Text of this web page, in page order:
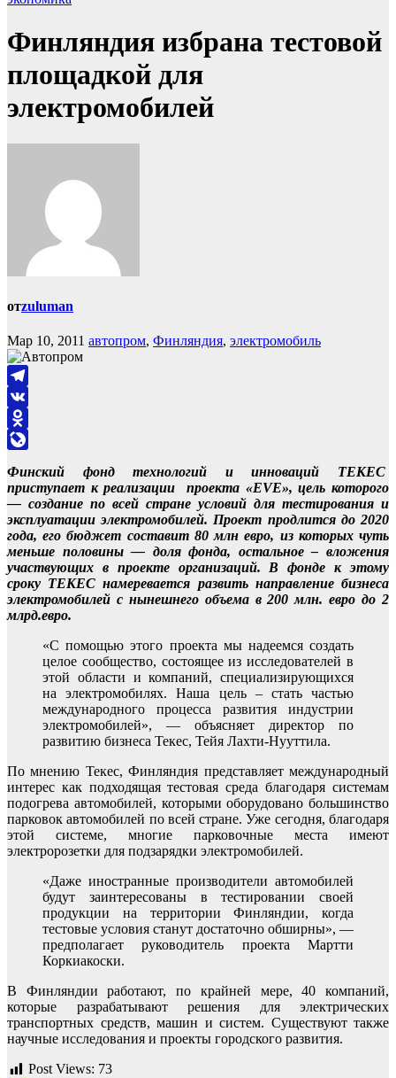
Финляндия избрана тестовой
площадкой для
электромобилей
отzuluman
Мар 10, 2011 автопром, Финляндия, электромобиль
Telegram
VK
Odnoklassniki
Финский фонд технологий и инноваций ТЕКЕС
приступает к реализации проекта «EVE», цель которого
— создание по всей стране условий для тестирования и
эксплуатации электромобилей. Проект продлится до 2020
года, его бюджет составит 80 млн евро, из которых чуть
меньше половины — доля фонда, остальное – вложения
участвующих в проекте организаций. В фонде к этому
сроку ТЕКЕС намеревается развить направление бизнеса
электромобилей с нынешнего объема в 200 млн. евро до 2
млрд.евро.
«С помощью этого проекта мы надеемся создать
целое сообщество, состоящее из исследователей в
этой области и компаний, специализирующихся
на электромобилях. Наша цель – стать частью
международного процесса развития индустрии
электромобилей», — объясняет директор по
развитию бизнеса Текес, Тейя Лахти-Нууттила.
По мнению Текес, Финляндия представляет международный
интерес как подходящая тестовая среда благодаря системам
подогрева автомобилей, которыми оборудовано большинство
парковок автомобилей по всей стране. Уже сегодня, благодаря
этой системе, многие парковочные места имеют
электророзетки для подзарядки электромобилей.
«Даже иностранные производители автомобилей
будут заинтересованы в тестировании своей
продукции на территории Финляндии, когда
тестовые условия станут достаточно обширны», —
предполагает руководитель проекта Мартти
Коркиакоски.
В Финляндии работают, по крайней мере, 40 компаний,
которые разрабатывают решения для электрических
транспортных средств, машин и систем. Существуют также
научные исследования и проекты городского развития.
Post Views: 73